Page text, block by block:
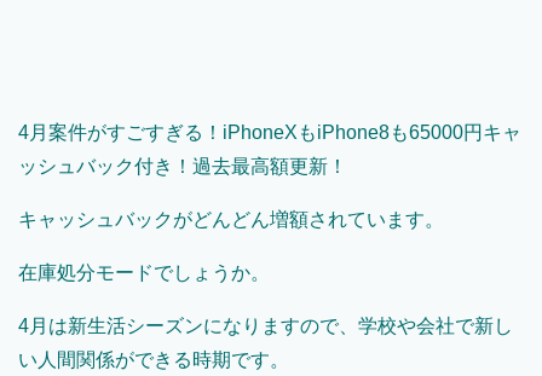
4月案件がすごすぎる！iPhoneXもiPhone8も65000円キャ
ッシュバック付き！過去最高額更新！
キャッシュバックがどんどん増額されています。
在庫処分モードでしょうか。
4月は新生活シーズンになりますので、学校や会社で新し
い人間関係ができる時期です。